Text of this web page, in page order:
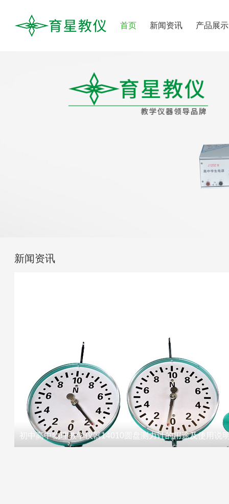
首页 新闻资讯 产品展示
新闻资讯
初中高中物理教学仪器14010圆盘测力计的用途及使用说